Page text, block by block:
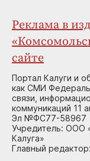
Реклама в
сайте
Портал Калуги и
как СМИ
связи,
коммуникаций 11
Эл №ФС77-58967
Учредитель: ООО
Калуга»
Главный